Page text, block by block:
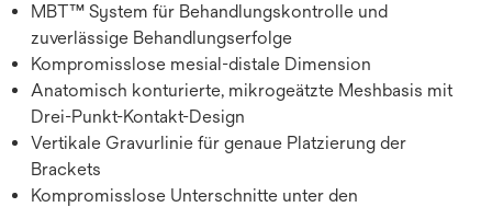
MBT™ System für Behandlungskontrolle und
zuverlässige Behandlungserfolge
Kompromisslose mesial-distale Dimension
Anatomisch konturierte, mikrogeätzte Meshbasis mit
Drei-Punkt-Kontakt-Design
Vertikale Gravurlinie für genaue Platzierung der
Brackets
Kompromisslose Unterschnitte unter den